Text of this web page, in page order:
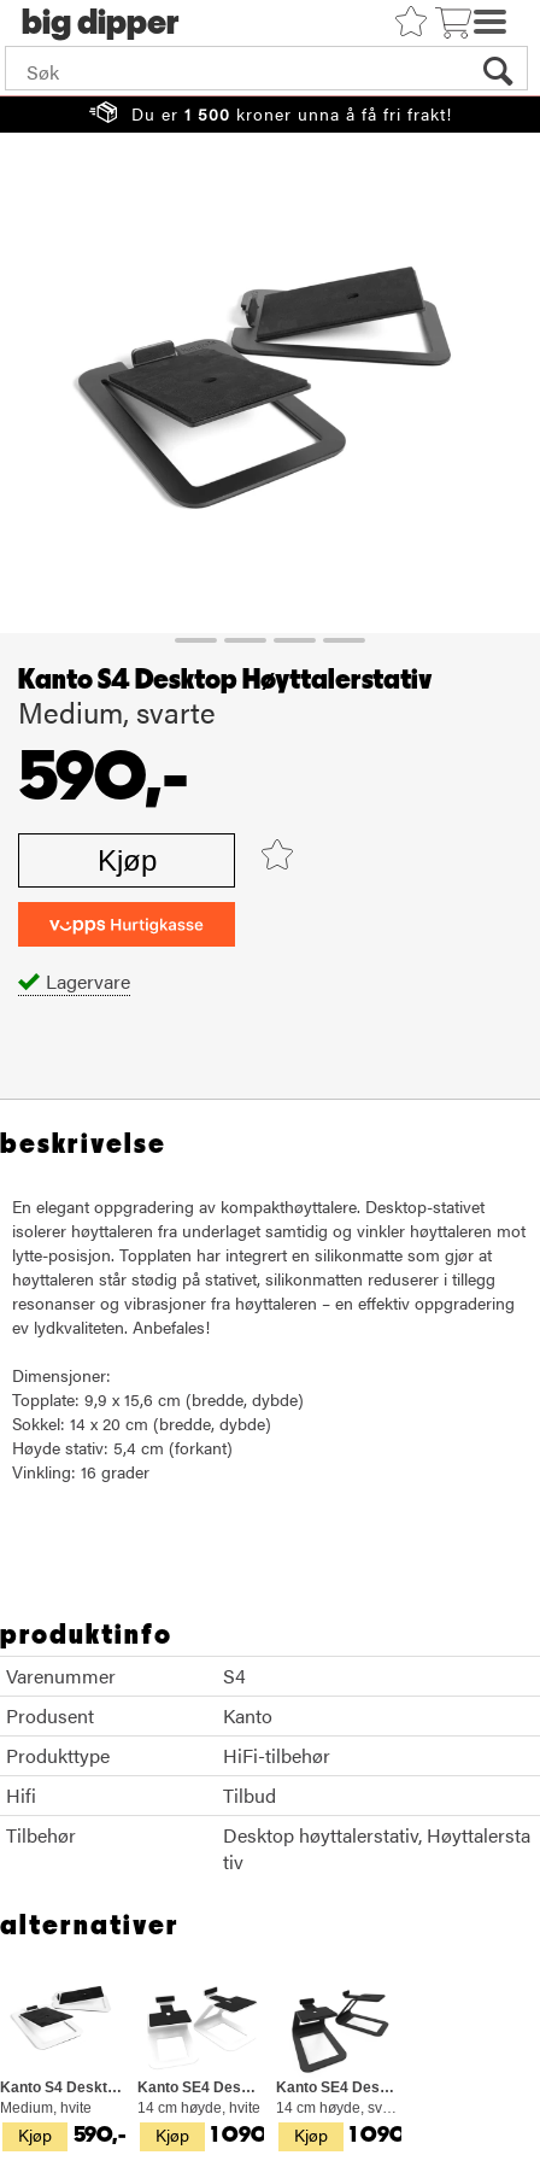
big
Du er 1 500 kroner unna å få fri frakt!
Kanto S4 Desktop Høyttalerstativ
Medium, svarte
590,-
Kjøp
Lagervare
beskrivelse
En elegant oppgradering av kompakthøyttalere. Desktop-stativet
isolerer høyttaleren fra underlaget samtidig og vinkler høyttaleren mot
lytte-posisjon. Topplaten har integrert en silikonmatte som gjør at
høyttaleren står stødig på stativet, silikonmatten reduserer i tillegg
resonanser og vibrasjoner fra høyttaleren – en effektiv oppgradering
ev lydkvaliteten. Anbefales!
Dimensjoner:
Topplate: 9,9 x 15,6 cm (bredde, dybde)
Sokkel: 14 x 20 cm (bredde, dybde)
Høyde stativ: 5,4 cm (forkant)
Vinkling: 16 grader
produktinfo
Varenummer
S4
Produsent
Kanto
Produkttype
HiFi-tilbehør
Hifi
Tilbud
Tilbehør
Desktop høyttalerstativ Høyttalersta
tiv
alternativer
Kjøp
Kanto S4 Desktop Høyttalerstativ
Medium, hvite
590,- Kjøp
Kanto SE4 Desktop Høyttalerstativ
14 cm høyde, hvite
1 090,- Kjøp
Kanto SE4 Desktop Høyttalerstativ
14 cm høyde, svarte
1 090,-